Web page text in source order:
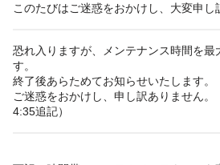
このたびはご迷惑をおかけし、大変申し
恐れ入りますが、メンテナンス時間を最
す。
終了後あらためてお知らせいたします。
ご迷惑をおかけし、申し訳ありません。
4:35追記）